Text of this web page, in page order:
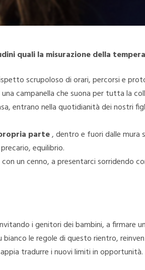
quali la misurazione della
scrupoloso di orari, percorsi e
una campanella che suona per tutta la
entrano nella quotidianità dei nostri
parte, dentro e fuori dalle mura
equilibrio.
un cenno, a presentarci sorridendo
i genitori dei bambini, a firmare
le regole di questo rientro,
tradurre i nuovi limiti in opportunità.